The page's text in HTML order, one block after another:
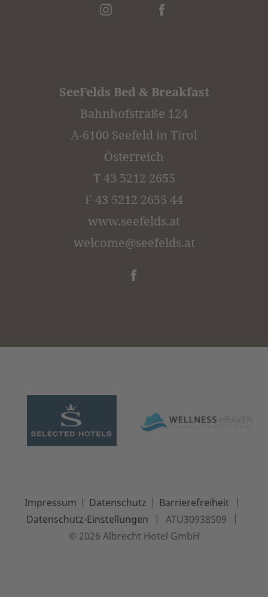
SeeFelds Bed & Breakfast
Bahnhofstraße 124
A-6100 Seefeld in Tirol
Österreich
T 43 5212 2655
F 43 5212 2655 44
www.seefelds.at
welcome@seefelds.at
Impressum | Datenschutz | Barrierefreiheit
|
Datenschutz-Einstellungen
| ATU30938509
|
© 2026 Albrecht Hotel GmbH